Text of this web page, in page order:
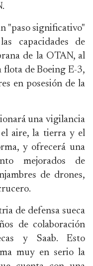
"paso significativo"
capacidades de
de la OTAN, al
de Boeing E-3,
en posesión de la
una vigilancia
aire, la tierra y el
y ofrecerá una
mejorados de
de drones,
de defensa sueca
de colaboración
y Saab. Esto
muy en serio la